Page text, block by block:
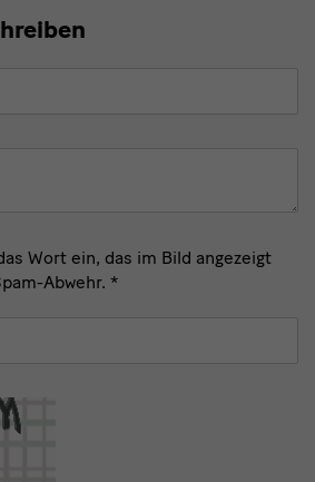
Wort ein, das im Bild angezeigt
Abwehr. *